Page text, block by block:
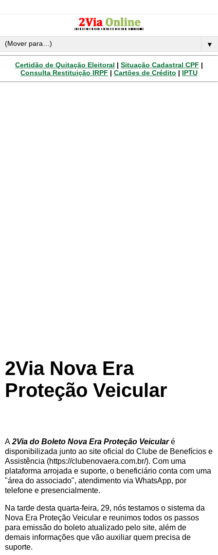
▼
Certidão de Quitação Eleitoral | Situação Cadastral CPF |
Consulta Restituição IRPF | Cartões de Crédito | IPTU
2Via Nova Era
Proteção Veicular
A2Via do Boleto Nova Era Proteção Veicularé
disponibilizada junto ao site oficial do Clube de Benefícios e
Assistência (https://clubenovaera.com.br/). Com uma
plataforma arrojada e suporte, o beneficiário conta com uma
"área do associado", atendimento via WhatsApp, por
telefone e presencialmente.
Na tarde desta quarta-feira, 29, nós testamos o sistema da
Nova Era Proteção Veicular e reunimos todos os passos
para emissão do boleto atualizado pelo site, além de
demais informações que vão auxiliar quem precisa de
suporte.